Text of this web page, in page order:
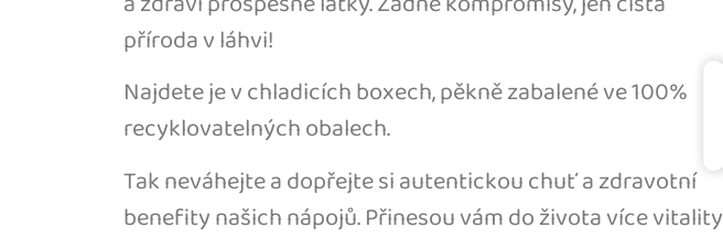
příroda v láhvi!
Najdete je v chladicích boxech, pěkně zabalené ve 100%
recyklovatelných obalech.
Tak neváhejte a dopřejte si autentickou chuť a zdravotní
benefity našich nápojů. Přinesou vám do života více vitality